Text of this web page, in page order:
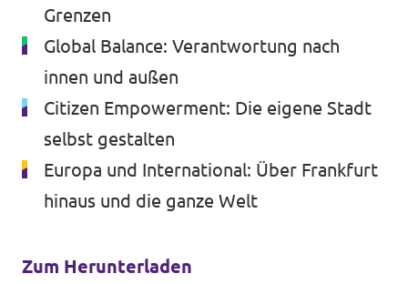
Grenzen
Global Balance: Verantwortung nach
innen und außen
Citizen Empowerment: Die eigene Stadt
selbst gestalten
Europa und International: Über Frankfurt
hinaus und die ganze Welt
Zum Herunterladen